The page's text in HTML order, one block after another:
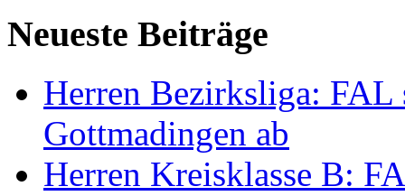
Neueste Beiträge
Herren Bezirksliga:
Gottmadingen ab
Herren Kreisklasse B: